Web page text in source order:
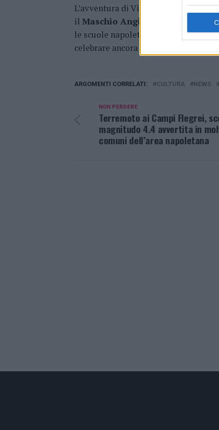
L’avventura di Viaggio Lib(e)ro non
il Maschio Angioino di Napoli
,
le scuole napoletane aderenti
celebrare ancora una volta il potere
ARGOMENTI CORRELATI: CULTURA NEWS
NON PERDERE
Terremoto ai Campi Flegrei,
magnitudo 4.4 avvertita in
comuni dell’area napoletana